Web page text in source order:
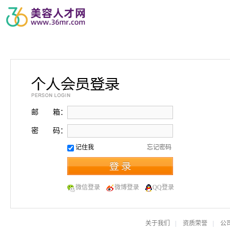
邮 箱：
密 码：
记住我 忘记密码
微信登录 微博登录 QQ登录
关于我们 资质荣誉
公